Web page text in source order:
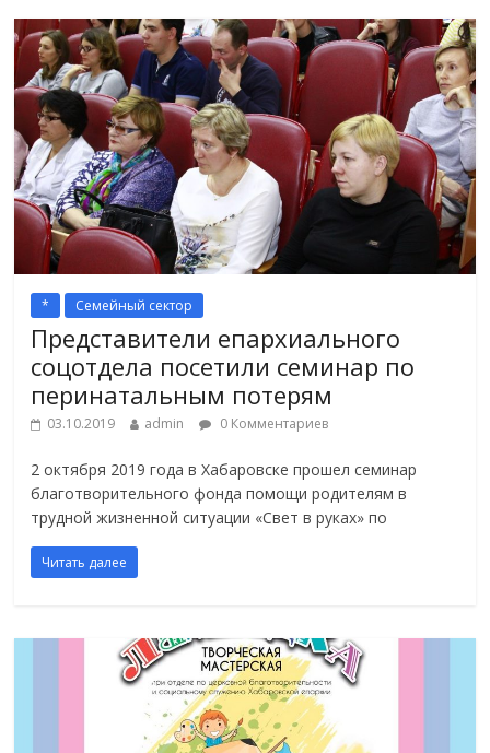
* Семейный сектор
Представители епархиального
соцотдела посетили семинар по
перинатальным потерям
03.10.2019 admin 0 Комментариев
2 октября 2019 года в Хабаровске прошел семинар
благотворительного фонда помощи родителям в
трудной жизненной ситуации «Свет в руках» по
Читать далее